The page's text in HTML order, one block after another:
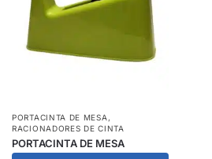
PORTACINTA DE MESA ,
RACIONADORES DE CINTA
PORTACINTA DE MESA